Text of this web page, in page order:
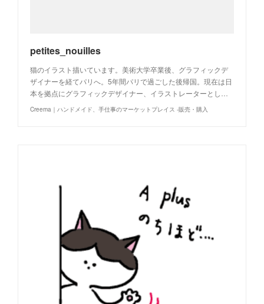
petites_nouilles
猫のイラスト描いています。美術大学卒業後、グラフィックデ
ザイナーを経てパリへ。5年間パリで過ごした後帰国。現在は日
本を拠点にグラフィックデザイナー、イラストレーターとし…
Creema｜ハンドメイド、手仕事のマーケットプレイス -販売・購入